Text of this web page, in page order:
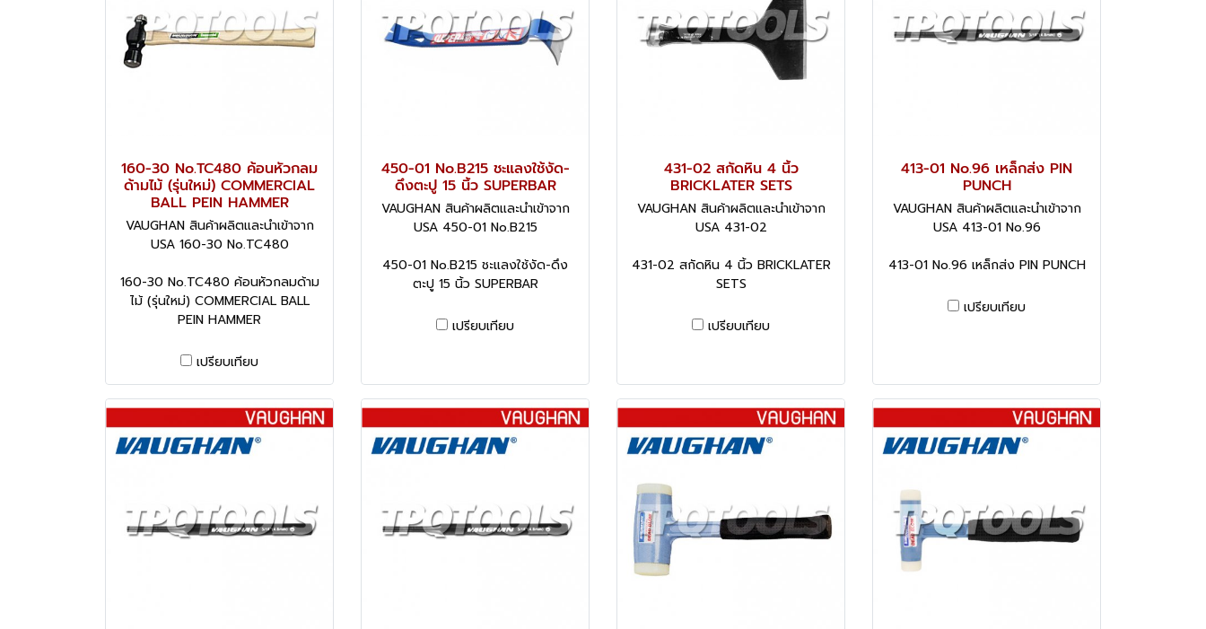
160-30 No.TC480 ค้อนหัวกลม
ด้ามไม้ (รุ่นใหม่) COMMERCIAL
BALL PEIN HAMMER
VAUGHAN สินค้าผลิตและนำเข้าจาก
USA 160-30 No.TC480
160-30 No.TC480 ค้อนหัวกลมด้าม
ไม้ (รุ่นใหม่) COMMERCIAL BALL
PEIN HAMMER
เปรียบเทียบ
450-01 No.B215 ชะแลงใช้งัด-
ดึงตะปู 15 นิ้ว SUPERBAR
VAUGHAN สินค้าผลิตและนำเข้าจาก
USA 450-01 No.B215
450-01 No.B215 ชะแลงใช้งัด-ดึง
ตะปู 15 นิ้ว SUPERBAR
เปรียบเทียบ
431-02 สกัดหิน 4 นิ้ว
BRICKLATER SETS
VAUGHAN สินค้าผลิตและนำเข้าจาก
USA 431-02
431-02 สกัดหิน 4 นิ้ว BRICKLATER
SETS
เปรียบเทียบ
413-01 No.96 เหล็กส่ง PIN
PUNCH
VAUGHAN สินค้าผลิตและนำเข้าจาก
USA 413-01 No.96
413-01 No.96 เหล็กส่ง PIN PUNCH
เปรียบเทียบ